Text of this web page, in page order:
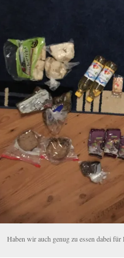
Haben wir auch genug zu essen dabei für